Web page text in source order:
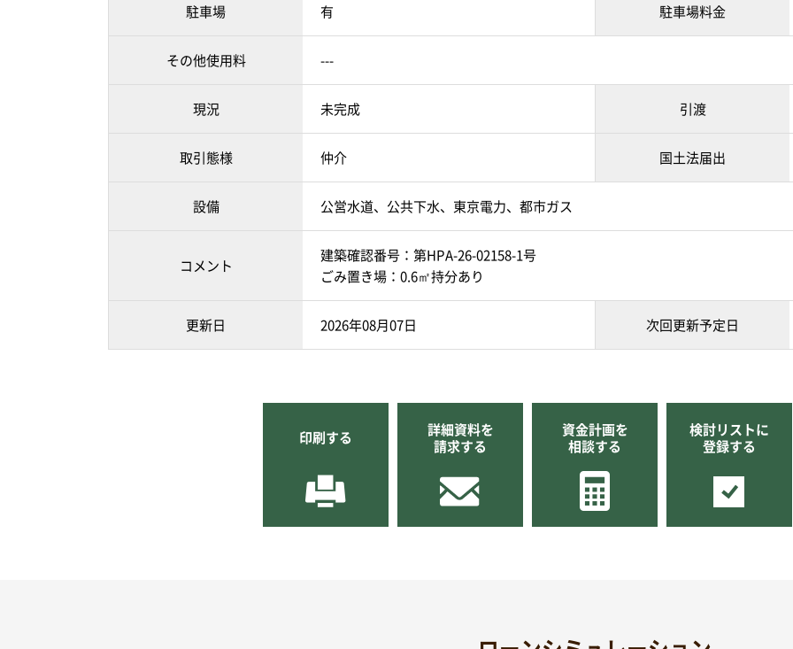
駐車場 有 駐車場料金
その他使用料 ---
現況 未完成 引渡
取引態様 仲介 国土法届出
設備 公営水道、公共下水、東京電力、都市ガス
コメント
建築確認番号：第HPA-26-02158-1号
ごみ置き場：0.6㎡持分あり
更新日 2026年08月07日 次回更新予定日
印刷する
詳細資料を
請求する
資金計画を
相談する
検討リストに
登録する